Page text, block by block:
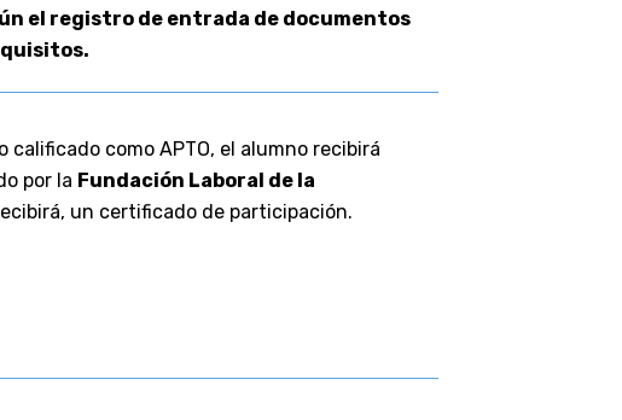
el registro de entrada de documentos
como APTO, el alumno recibirá
por la Fundación Laboral de la
un certificado de participación.